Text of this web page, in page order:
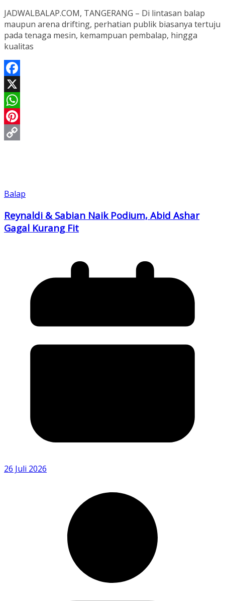
JADWALBALAP.COM, TANGERANG – Di lintasan balap
maupun arena drifting, perhatian publik biasanya tertuju
pada tenaga mesin, kemampuan pembalap, hingga
kualitas
Facebook
X
WhatsApp
Pinterest
Balap
Reynaldi & Sabian Naik Podium, Abid Ashar
Gagal Kurang Fit
26 Juli 2026